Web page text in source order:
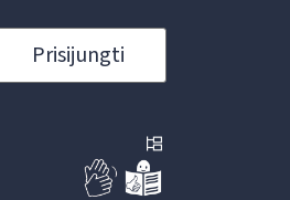
Prisijungti